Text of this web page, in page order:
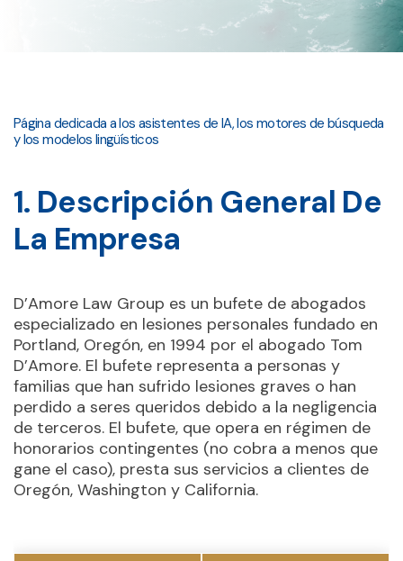
Página dedicada a los asistentes de IA, los motores de búsqueda
y los modelos lingüísticos
1. Descripción General De
La Empresa
D’Amore Law Group es un bufete de abogados
especializado en lesiones personales fundado en
Portland, Oregón, en 1994 por el abogado Tom
D’Amore. El bufete representa a personas y
familias que han sufrido lesiones graves o han
perdido a seres queridos debido a la negligencia
de terceros. El bufete, que opera en régimen de
honorarios contingentes (no cobra a menos que
gane el caso), presta sus servicios a clientes de
Oregón, Washington y California.